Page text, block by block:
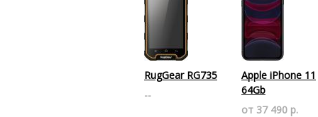
RugGear RG735
--
Apple iPhone 11
64Gb
от 37 490 р.